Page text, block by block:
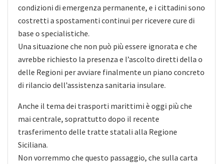
condizioni di emergenza permanente, e i cittadini sono
costretti a spostamenti continui per ricevere cure di
base o specialistiche.
Una situazione che non può più essere ignorata e che
avrebbe richiesto la presenza e l’ascolto diretti della o
delle Regioni per avviare finalmente un piano concreto
di rilancio dell’assistenza sanitaria insulare.
Anche il tema dei trasporti marittimi è oggi più che
mai centrale, soprattutto dopo il recente
trasferimento delle tratte statali alla Regione
Siciliana.
Non vorremmo che questo passaggio, che sulla carta